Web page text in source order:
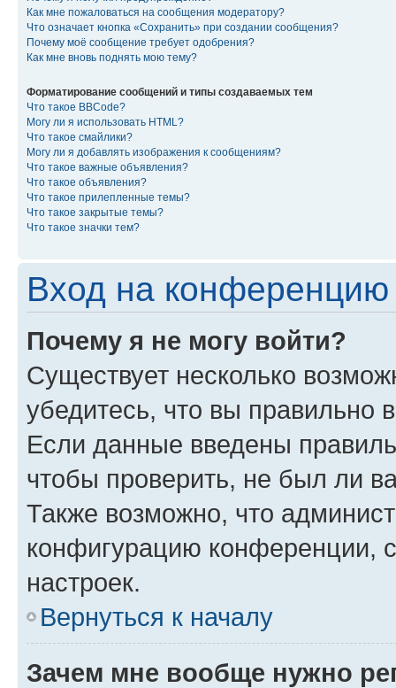
Как мне пожаловаться на сообщения модератору?
Что означает кнопка «Сохранить» при создании сообщения?
Почему моё сообщение требует одобрения?
Как мне вновь поднять мою тему?
Форматирование сообщений и типы создаваемых тем
Что такое BBCode?
Могу ли я использовать HTML?
Что такое смайлики?
Могу ли я добавлять изображения к сообщениям?
Что такое важные объявления?
Что такое объявления?
Что такое прилепленные темы?
Что такое закрытые темы?
Что такое значки тем?
Вход на конференцию
Почему я не могу войти?
Существует несколько
убедитесь, что вы правильно
Если данные введены
чтобы проверить, не был ли
Также возможно, что
конфигурацию конференции,
настроек.
Вернуться к началу
Зачем мне вообще нужно